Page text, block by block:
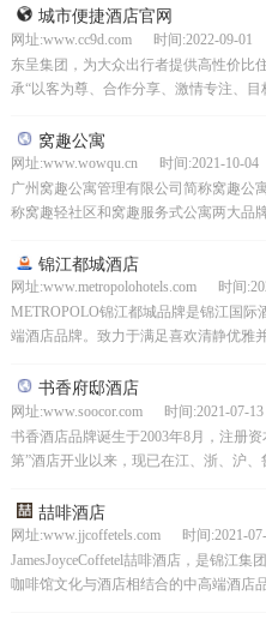
城市便捷酒店官网
网址:www.cc9d.com 时间:2022-09-01
东呈集团，为大众出行者提供高性价比
承“以客为尊、合作分享、激情专注、
窝趣公寓
网址:www.wowqu.cn 时间:2021-10-04
广州窝趣公寓管理有限公司简称窝趣公
称窝趣轻社区和窝趣服务式公寓两大品
锦江都城酒店
网址:www.metropolohotels.com 时间
METROPOLO锦江都城品牌是锦江国
端酒店品牌。致力于满足喜欢清静优雅
书香府邸酒店
网址:www.soocor.com 时间:2021-07-13
书香酒店品牌诞生于2003年8月，注册
第”酒店开业以来，现已在江、浙、沪
喆啡酒店
网址:www.jjcoffetels.com 时间:2021-
JamesJoyceCoffetel喆啡酒店，是锦江
咖啡馆文化与酒店相结合的中高端酒店